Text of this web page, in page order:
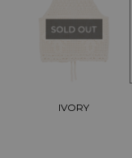
IVORY